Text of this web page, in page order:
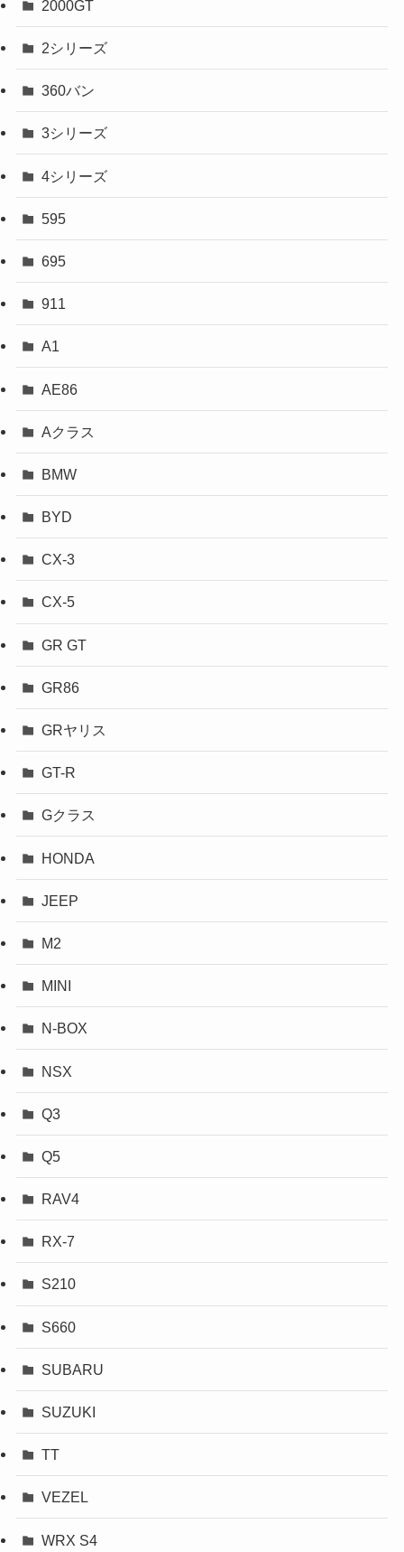
2000GT
2シリーズ
360バン
3シリーズ
4シリーズ
595
695
911
A1
AE86
Aクラス
BMW
BYD
CX-3
CX-5
GR GT
GR86
GRヤリス
GT-R
Gクラス
HONDA
JEEP
M2
MINI
N-BOX
NSX
Q3
Q5
RAV4
RX-7
S210
S660
SUBARU
SUZUKI
TT
VEZEL
WRX S4